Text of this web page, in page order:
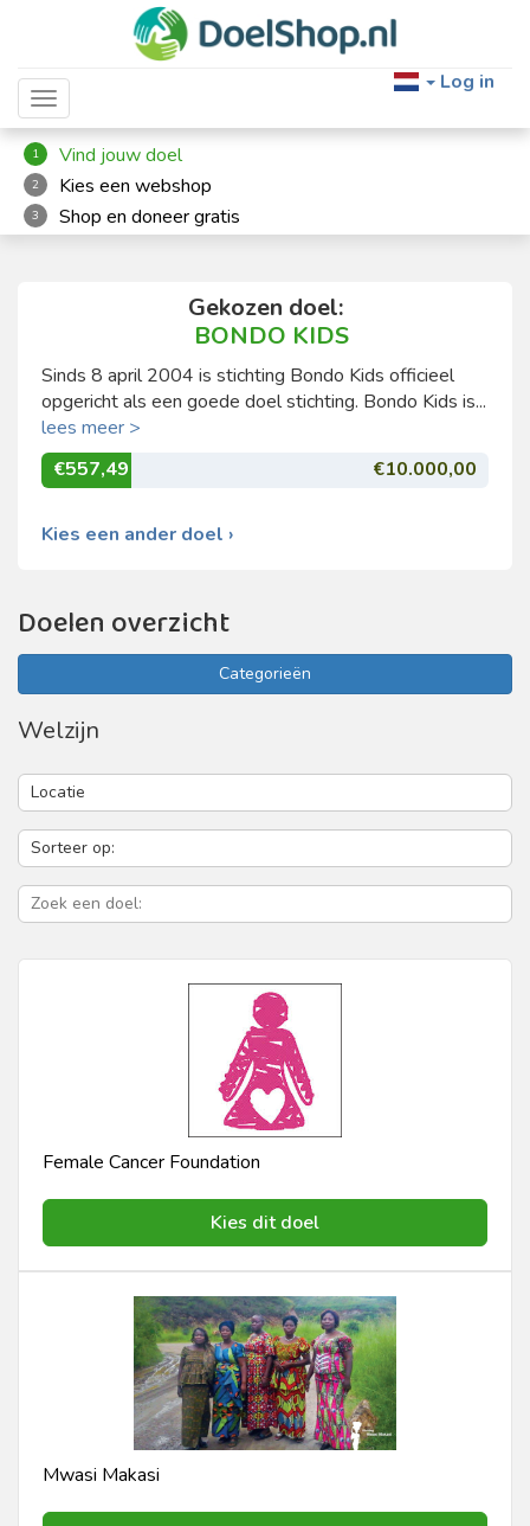
Toggle navigation
Log in
1 Vind jouw doel
2 Kies een webshop
3 Shop en doneer gratis
Gekozen doel:
BONDO KIDS
Sinds 8 april 2004 is stichting Bondo Kids officieel
opgericht als een goede doel stichting. Bondo Kids is...
lees meer >
€557,49
€10.000,00
Kies een ander doel ›
Doelen overzicht
Categorieën
Welzijn
Female Cancer Foundation
Kies dit doel
Mwasi Makasi